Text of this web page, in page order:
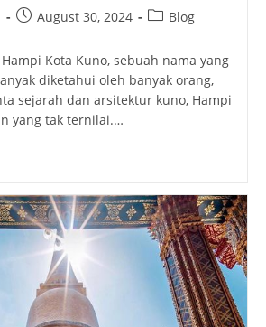
PostAugust 30, 2024
PostBlog
Kota Kuno, sebuah nama yang
diketahui oleh banyak orang,
sejarah dan arsitektur kuno, Hampi
yang tak ternilai.…